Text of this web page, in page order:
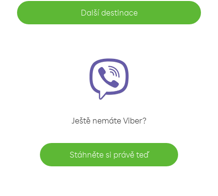
Další destinace
Ještě nemáte Viber?
Stáhněte si právě teď